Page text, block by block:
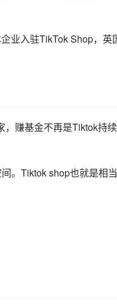
业入驻TikTok Shop，英
赚基金不再是Tiktok持
。Tiktok shop也就是相